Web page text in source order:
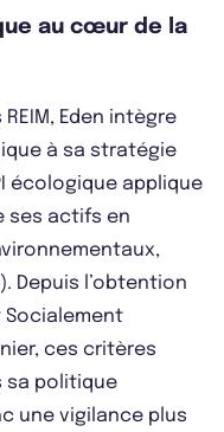
au cœur de la
Eden intègre
à sa stratégie
écologique applique
ses actifs en
Depuis l’obtention
Socialement
ces critères
sa politique
une vigilance plus